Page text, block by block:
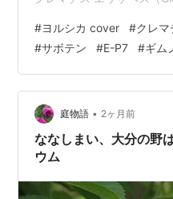
var.rubens 'Elizabeth'）そ
（Geranium 'Orion'）が咲
60mm f2.8 の組み合わせ
撮れるな。 （前に使…
#ヨルシカ cover #クレマ
#サボテン #E-P7 #ギム
庭物語 • 2ヶ月前
ななしまい、大分の野
ウム